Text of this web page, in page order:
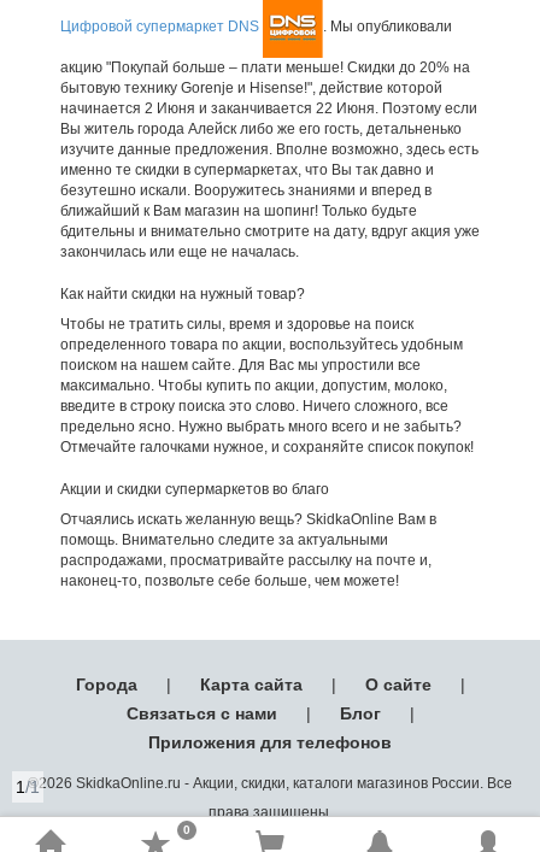
1/1
Цифровой супермаркет DNS . Мы опубликовали
акцию "Покупай больше – плати меньше! Скидки до 20% на
бытовую технику Gorenje и Hisense!", действие которой
начинается 2 Июня и заканчивается 22 Июня. Поэтому если
Вы житель города Алейск либо же его гость, детальненько
изучите данные предложения. Вполне возможно, здесь есть
именно те скидки в супермаркетах, что Вы так давно и
безутешно искали. Вооружитесь знаниями и вперед в
ближайший к Вам магазин на шопинг! Только будьте
бдительны и внимательно смотрите на дату, вдруг акция уже
закончилась или еще не началась.
Как найти скидки на нужный товар?
Чтобы не тратить силы, время и здоровье на поиск
определенного товара по акции, воспользуйтесь удобным
поиском на нашем сайте. Для Вас мы упростили все
максимально. Чтобы купить по акции, допустим, молоко,
введите в строку поиска это слово. Ничего сложного, все
предельно ясно. Нужно выбрать много всего и не забыть?
Отмечайте галочками нужное, и сохраняйте список покупок!
Акции и скидки супермаркетов во благо
Отчаялись искать желанную вещь? SkidkaOnline Вам в
помощь. Внимательно следите за актуальными
распродажами, просматривайте рассылку на почте и,
наконец-то, позвольте себе больше, чем можете!
Города | Карта сайта | О сайте
|
Связаться с нами
| Блог
|
Приложения для телефонов
©2026 SkidkaOnline.ru - Акции, скидки, каталоги магазинов России. Все
права защищены.
0